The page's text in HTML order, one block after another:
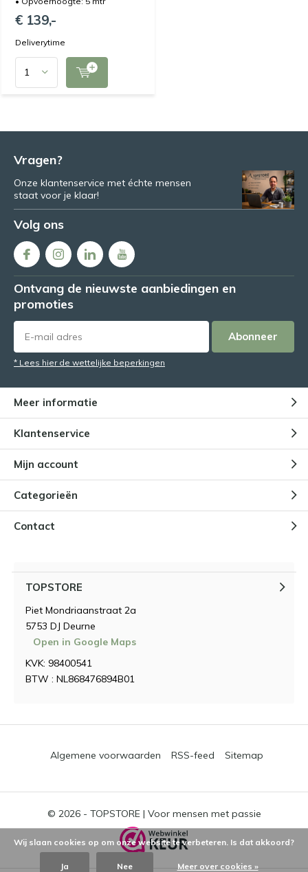
€ 139,-
Deliverytime
Vragen?
Onze klantenservice met échte mensen
staat voor je klaar!
Volg ons
Ontvang de nieuwste aanbiedingen en
promoties
Abonneer
* Lees hier de wettelijke beperkingen
Meer informatie
Klantenservice
Mijn account
Categorieën
Contact
TOPSTORE
Piet Mondriaanstraat 2a
5753 DJ Deurne
Open in Google Maps
KVK: 98400541
BTW : NL868476894B01
© 2026 - TOPSTORE | Voor mensen met passie
Algemene voorwaarden RSS-feed Sitemap
Wij slaan cookies op om onze website te verbeteren. Is dat akkoord?
Ja Nee Meer over cookies »